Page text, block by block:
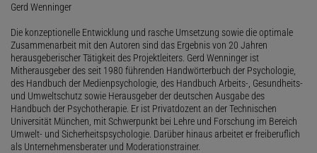
Gerd Wenninger
Die konzeptionelle Entwicklung und rasche Umsetzung sowie die optimale
Zusammenarbeit mit den Autoren sind das Ergebnis von 20 Jahren
herausgeberischer Tätigkeit des Projektleiters. Gerd Wenninger ist
Mitherausgeber des seit 1980 führenden Handwörterbuch der Psychologie,
des Handbuch der Medienpsychologie, des Handbuch Arbeits-, Gesundheits-
und Umweltschutz sowie Herausgeber der deutschen Ausgabe des
Handbuch der Psychotherapie. Er ist Privatdozent an der Technischen
Universität München, mit Schwerpunkt bei Lehre und Forschung im Bereich
Umwelt- und Sicherheitspsychologie. Darüber hinaus arbeitet er freiberuflich
als Unternehmensberater und Moderationstrainer.